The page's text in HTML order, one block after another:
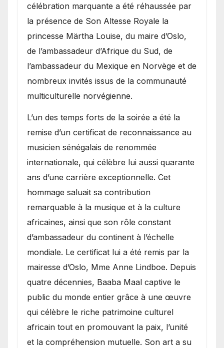
célébration marquante a été réhaussée par
la présence de Son Altesse Royale la
princesse Märtha Louise, du maire d’Oslo,
de l’ambassadeur d’Afrique du Sud, de
l’ambassadeur du Mexique en Norvège et de
nombreux invités issus de la communauté
multiculturelle norvégienne.
​L’un des temps forts de la soirée a été la
remise d’un certificat de reconnaissance au
musicien sénégalais de renommée
internationale, qui célèbre lui aussi quarante
ans d’une carrière exceptionnelle. Cet
hommage saluait sa contribution
remarquable à la musique et à la culture
africaines, ainsi que son rôle constant
d’ambassadeur du continent à l’échelle
mondiale. Le certificat lui a été remis par la
mairesse d’Oslo, Mme Anne Lindboe. Depuis
quatre décennies, Baaba Maal captive le
public du monde entier grâce à une œuvre
qui célèbre le riche patrimoine culturel
africain tout en promouvant la paix, l’unité
et la compréhension mutuelle. Son art a su